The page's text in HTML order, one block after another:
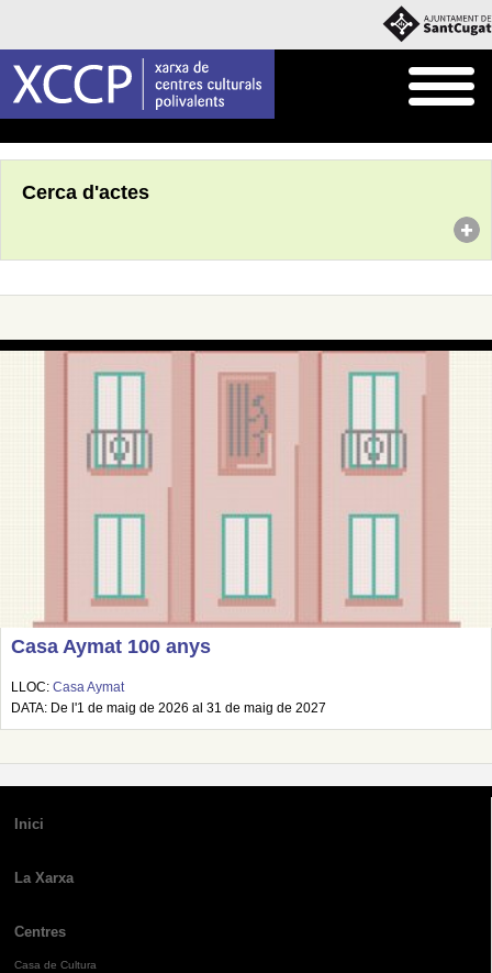
Cerca d'actes
Casa Aymat 100 anys
LLOC: Casa Aymat
DATA: De l'1 de maig de 2026 al 31 de maig de 2027
Inici
La Xarxa
Centres
Casa de Cultura